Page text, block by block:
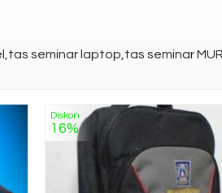
seminar laptop,tas seminar
Diskon
16%